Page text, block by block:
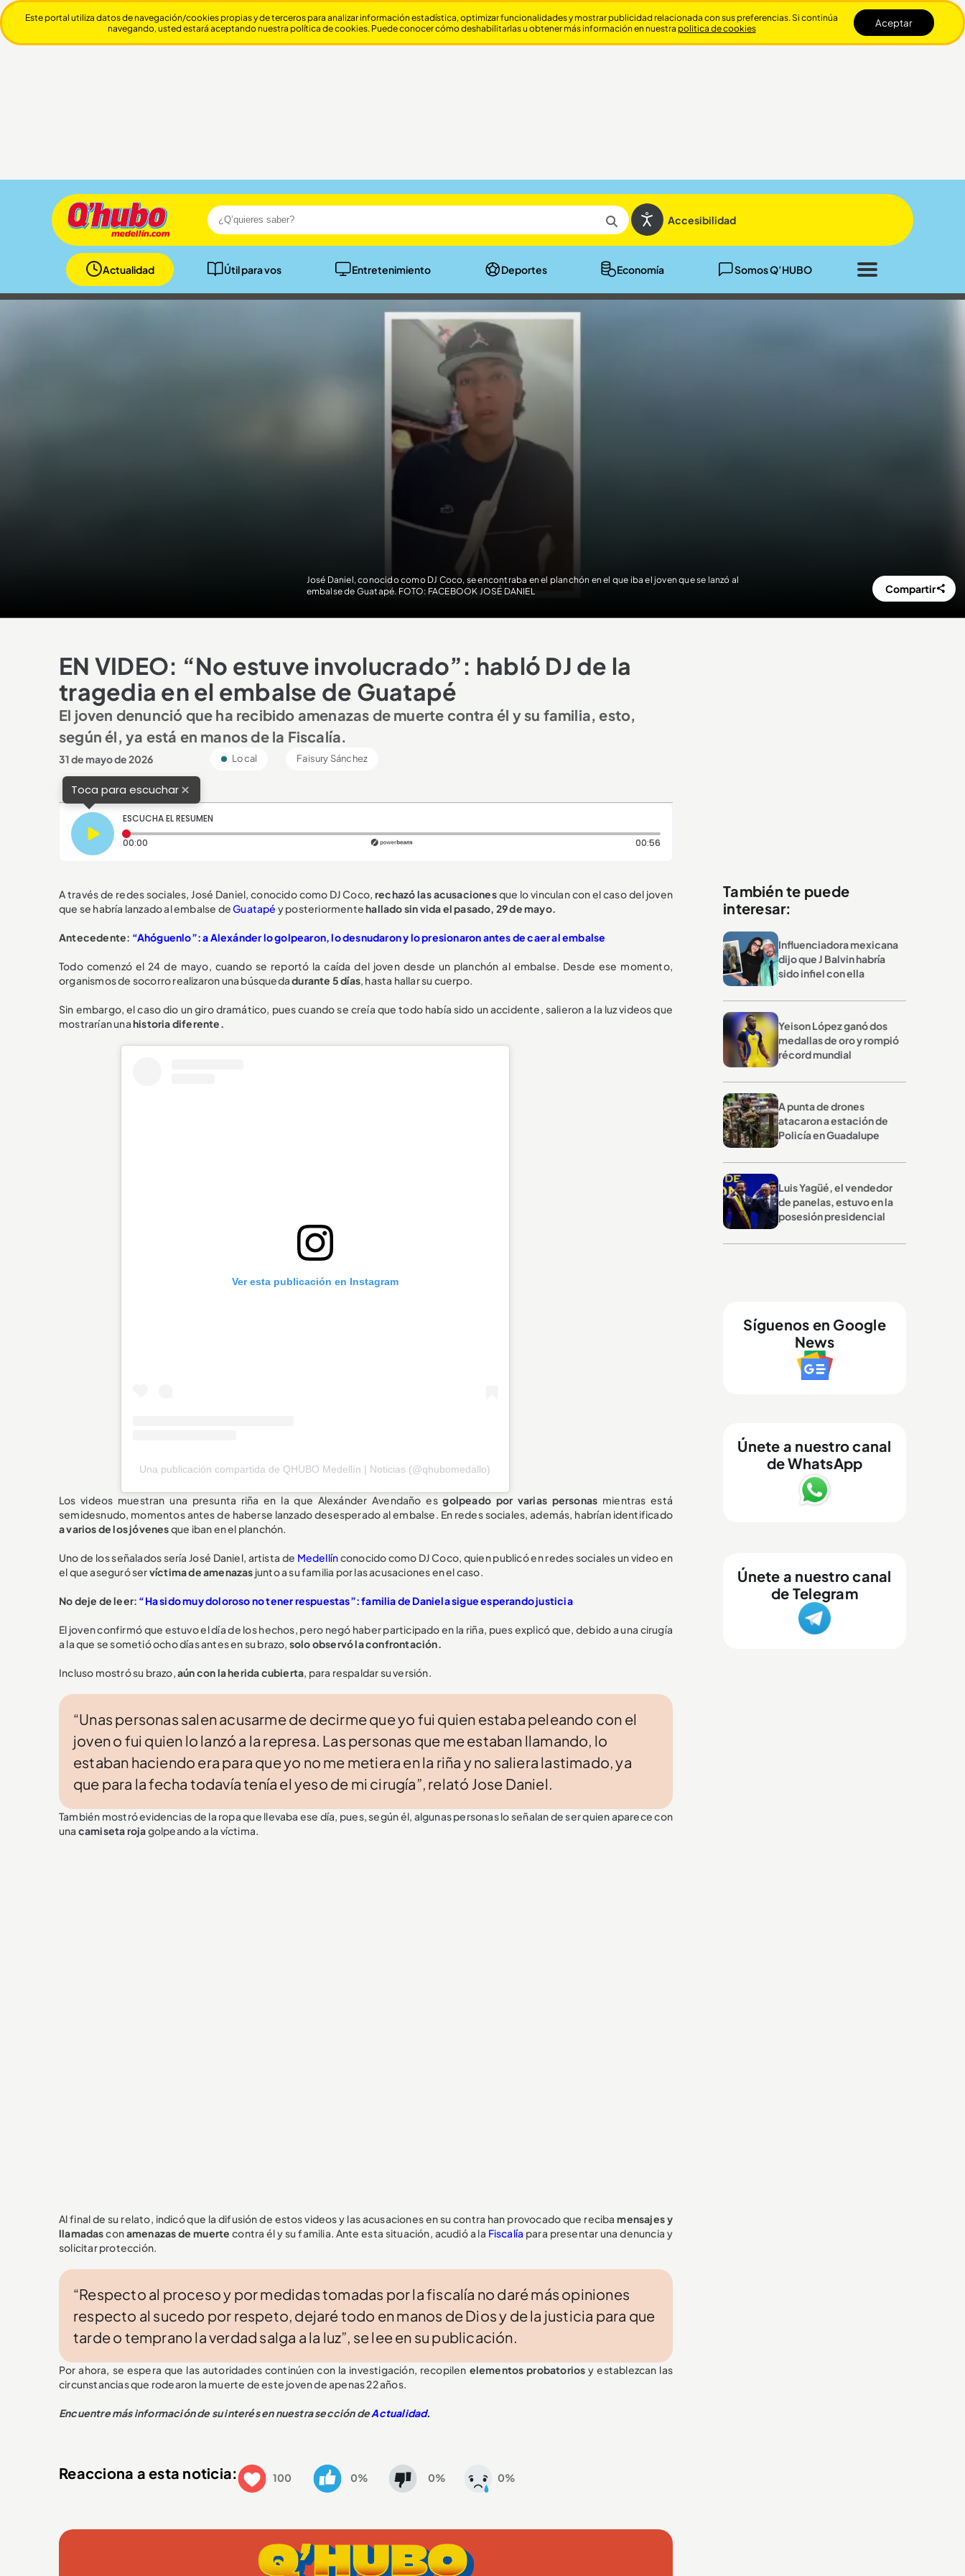
Accesibilidad
Actualidad Útil para vos Entretenimiento Deportes Economía Somos Q’HUBO
Cerrar
José Daniel, conocido como DJ Coco, se encontraba en el planchón en el que iba el joven que se lanzó al
embalse de Guatapé. FOTO: FACEBOOK JOSÉ DANIEL
Compartir
EN VIDEO: “No estuve involucrado”: habló DJ de la
tragedia en el embalse de Guatapé
El joven denunció que ha recibido amenazas de muerte contra él y su familia, esto,
según él, ya está en manos de la Fiscalía.
31 de mayo de 2026 Local Faisury Sánchez
Toca para escuchar×
ESCUCHA EL RESUMEN
00:00
00:56Duración: 56 segundos
A través de redes sociales, José Daniel, conocido como DJ Coco,rechazó las acusacionesque lo vinculan con el caso del joven
que se habría lanzado al embalse deGuatapé y posteriormentehallado sin vida el pasado, 29 de mayo.
Antecedente: “Ahóguenlo”: a Alexánder lo golpearon, lo desnudaron y lo presionaron antes de caer al embalse
Todo comenzó el 24 de mayo, cuando se reportó la caída del joven desde un planchón al embalse. Desde ese momento,
organismos de socorro realizaron una búsquedadurante 5 días, hasta hallar su cuerpo.
Sin embargo, el caso dio un giro dramático, pues cuando se creía que todo había sido un accidente, salieron a la luz videos que
mostrarían unahistoria diferente.
Ver esta publicación en Instagram
Una publicación compartida de QHUBO Medellín | Noticias (@qhubomedallo)
Los videos muestran una presunta riña en la que Alexánder Avendaño esgolpeado por varias personas mientras está
semidesnudo, momentos antes de haberse lanzado desesperado al embalse. En redes sociales, además, habrían identificado
a varios de los jóvenesque iban en el planchón.
Uno de los señalados sería José Daniel, artista de Medellínconocido como DJ Coco, quien publicó en redes sociales un video en
el que aseguró servíctima de amenazas junto a su familia por las acusaciones en el caso.
No deje de leer: “Ha sido muy doloroso no tener respuestas”: familia de Daniela sigue esperando justicia
El joven confirmó que estuvo el día de los hechos, pero negó haber participado en la riña, pues explicó que, debido a una cirugía
a la que se sometió ocho días antes en su brazo, solo observó la confrontación.
Incluso mostró su brazo,aún con la herida cubierta, para respaldar su versión.
“Unas personas salen acusarme de decirme que yo fui quien estaba peleando con el
joven o fui quien lo lanzó a la represa. Las personas que me estaban llamando, lo
estaban haciendo era para que yo no me metiera en la riña y no saliera lastimado, ya
que para la fecha todavía tenía el yeso de mi cirugía”, relató Jose Daniel.
También mostró evidencias de la ropa que llevaba ese día, pues, según él, algunas personas lo señalan de ser quien aparece con
una camiseta rojagolpeando a la víctima.
Al final de su relato, indicó que la difusión de estos videos y las acusaciones en su contra han provocado que recibamensajes y
llamadasconamenazas de muerte contra él y su familia. Ante esta situación, acudió a la Fiscalía para presentar una denuncia y
solicitar protección.
“Respecto al proceso y por medidas tomadas por la fiscalía no daré más opiniones
respecto al sucedo por respeto, dejaré todo en manos de Dios y de la justicia para que
tarde o temprano la verdad salga a la luz”, se lee en su publicación.
Por ahora, se espera que las autoridades continúen con la investigación, recopilen elementos probatoriosy establezcan las
circunstancias que rodearon la muerte de este joven de apenas 22 años.
Encuentre más información de su interés en nuestra sección deActualidad.
Reacciona a esta noticia: 100 0% 0% 0%
También te puede
interesar:
Influenciadora mexicana
dijo que J Balvin habría
sido infiel con ella
Yeison López ganó dos
medallas de oro y rompió
récord mundial
A punta de drones
atacaron a estación de
Policía en Guadalupe
Luis Yagüé, el vendedor
de panelas, estuvo en la
posesión presidencial
Síguenos en Google
News
Únete a nuestro canal
de WhatsApp
Únete a nuestro canal
de Telegram
Este portal utiliza datos de navegación/cookies propias y de terceros para analizar información estadística, optimizar funcionalidades y mostrar publicidad relacionada con sus preferencias. Si continúa
navegando, usted estará aceptando nuestra política de cookies. Puede conocer cómo deshabilitarlas u obtener más información en nuestra politica de cookies Aceptar